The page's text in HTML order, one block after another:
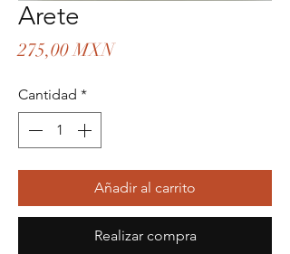
Arete
275,00 MXNPrecio
Cantidad *
Añadir al carrito
Realizar compra